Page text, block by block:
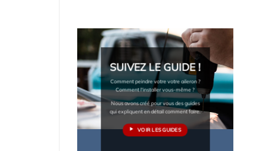
SUIVEZ LE GUIDE !
Comment peindre votre votre aileron ?
Comment l'installer vous-même ?
Nous avons créé pour vous des guides
qui expliquent en détail comment faire.
VOIR LES GUIDES
Mk2 / Man TGE Flat roof H1 (depuis 2017)